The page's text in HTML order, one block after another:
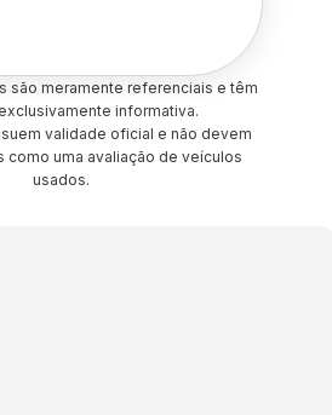
são meramente referenciais e têm
informativa.
validade oficial e não devem
como uma avaliação de veículos
usados.